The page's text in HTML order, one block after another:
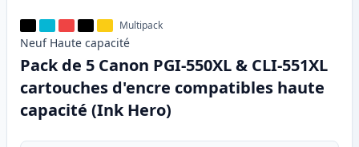
Multipack
Neuf Haute capacité
Pack de 5 Canon PGI-550XL & CLI-551XL
cartouches d'encre compatibles haute
capacité (Ink Hero)